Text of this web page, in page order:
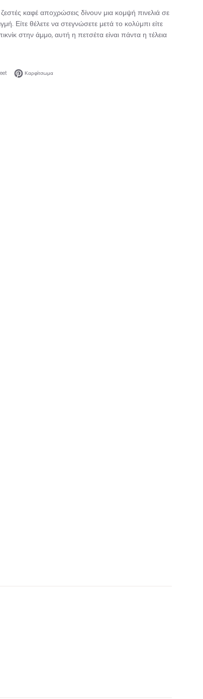
ζεστές καφέ αποχρώσεις δίνουν μια κομψή πινελιά σε
Είτε θέλετε να στεγνώσετε μετά το κολύμπι είτε
στην άμμο, αυτή η πετσέτα είναι πάντα η τέλεια
στο Facebook
Tweet στο Twitter
ΚαρφίτσωμαΚαρφίτσωμα στο Pinterest